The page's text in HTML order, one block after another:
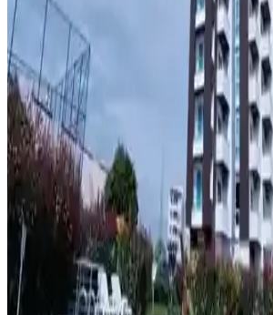
BEYZANA'nın şık ve fonksiyonel seyahat
plastik şişeleriyle pratik kullanım sağlar,
ve düzenli taşıma imkanı sunar.
Minimalist Tasarımda Karınca
14 Ayar Beyaz Altın Yüzük
Minimalist karınca temalı garnet taşlı yüzük,
zarif ve işlevsel bir tasarım sunuyor.
sembolü karıncalar, evlilik teklifine anlam
Minimalistler İçin Dağınıklık
Sanatları ve Hobiler: Yaratıcılık ve
Minimalist yaşam tarzına uygun el işi
bağışlanabilir, tüketilebilir veya kolayca elden
evde eşya birikimini önler ve yaratıcılığı